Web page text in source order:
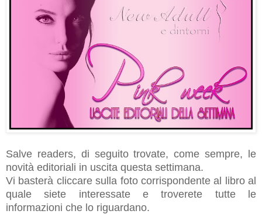
Salve readers, di seguito trovate, come sempre, le
novità editoriali in uscita questa settimana.
Vi basterà cliccare sulla foto corrispondente al libro al
quale siete interessate e troverete tutte le
informazioni che lo riguardano.